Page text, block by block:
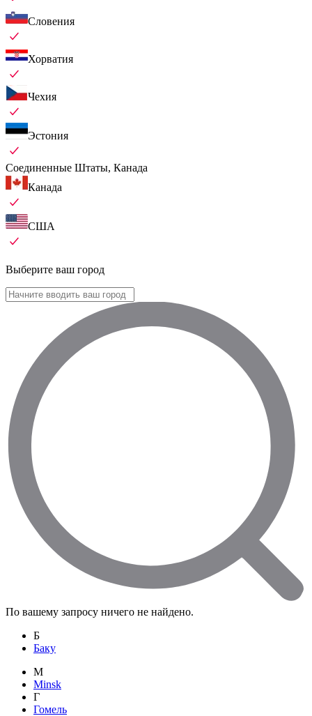
Словения
Хорватия
Чехия
Эстония
Соединенные Штаты, Канада
Канада
США
Выберите ваш город
По вашему запросу ничего не найдено.
Б
Баку
M
Minsk
Г
Гомель